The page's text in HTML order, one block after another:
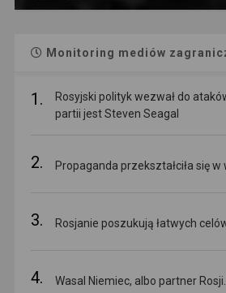
Monitoring mediów
1.
Rosyjski polityk wezwał do
partii jest Steven Seagal
2. Propaganda przekształciła się w
3. Rosjanie poszukują łatwych
4. Wasal Niemiec, albo partner